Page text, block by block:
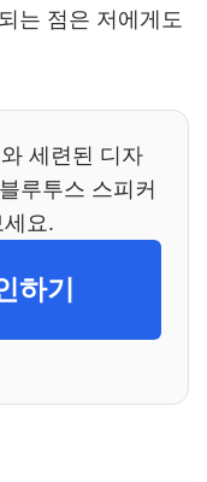
는 점은 저에게도
세련된 디자
루투스 스피커
요.
하기